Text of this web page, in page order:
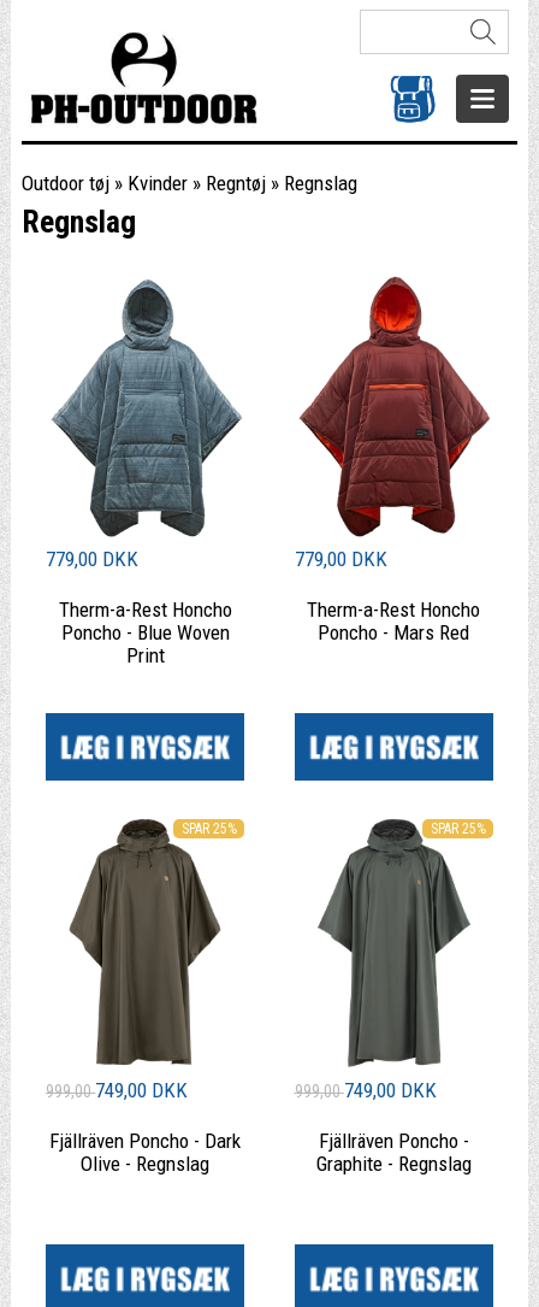
Outdoor tøj» Kvinder» Regntøj» Regnslag
Regnslag
779,00 DKK
Therm-a-Rest Honcho
Poncho - Blue Woven
Print
779,00 DKK
Therm-a-Rest Honcho
Poncho - Mars Red
SPAR 25%
999,00749,00 DKK
Fjällräven Poncho - Dark
Olive - Regnslag
SPAR 25%
999,00749,00 DKK
Fjällräven Poncho -
Graphite - Regnslag